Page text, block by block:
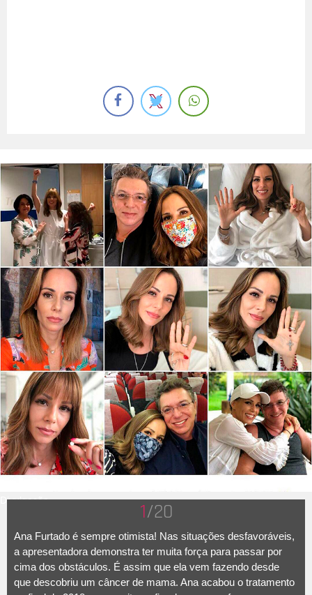
Divulgação 1/20
Ana Furtado é sempre otimista! Nas situações desfavoráveis,
a apresentadora demonstra ter muita força para passar por
cima dos obstáculos. É assim que ela vem fazendo desde
que descobriu um câncer de mama. Ana acabou o tratamento